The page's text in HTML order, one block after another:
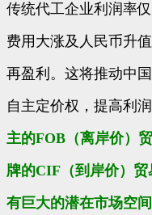
传统代工企业利润率
费用大涨及人民币升
再盈利。这将推动中
自主定价权，提高利润
主的FOB（离岸价）
牌的CIF（到岸价）
有巨大的潜在市场空间